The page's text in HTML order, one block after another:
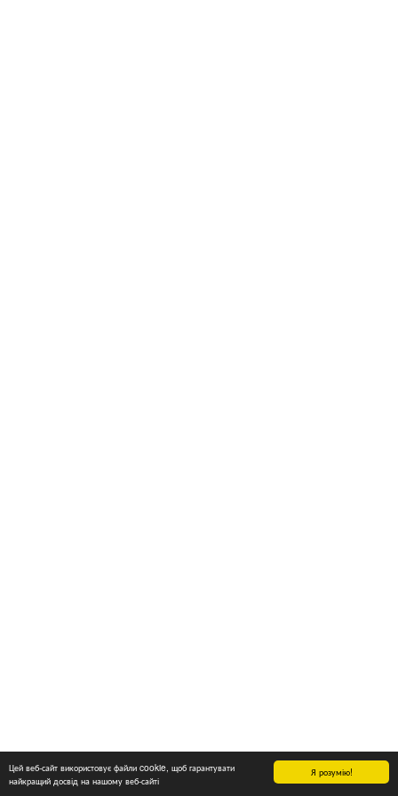
Я розумію!
Цей веб-сайт використовує файли cookie, щоб гарантувати
найкращий досвід на нашому веб-сайті